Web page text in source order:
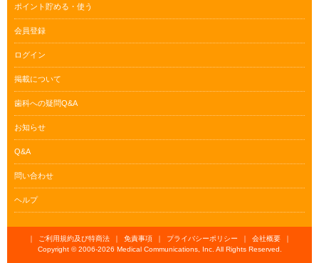
ポイント貯める・使う
会員登録
ログイン
掲載について
歯科への疑問Q&A
お知らせ
Q&A
問い合わせ
ヘルプ
｜ ご利用規約及び特商法 ｜ 免責事項 ｜ プライバシーポリシー ｜ 会社概要
｜
Copyright © 2006-2026 Medical Communications, Inc. All Rights Reserved.